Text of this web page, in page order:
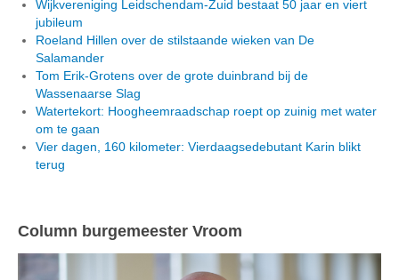
Wijkvereniging Leidschendam-Zuid bestaat 50 jaar en viert
jubileum
Roeland Hillen over de stilstaande wieken van De
Salamander
Tom Erik-Grotens over de grote duinbrand bij de
Wassenaarse Slag
Watertekort: Hoogheemraadschap roept op zuinig met water
om te gaan
Vier dagen, 160 kilometer: Vierdaagsedebutant Karin blikt
terug
Column burgemeester Vroom